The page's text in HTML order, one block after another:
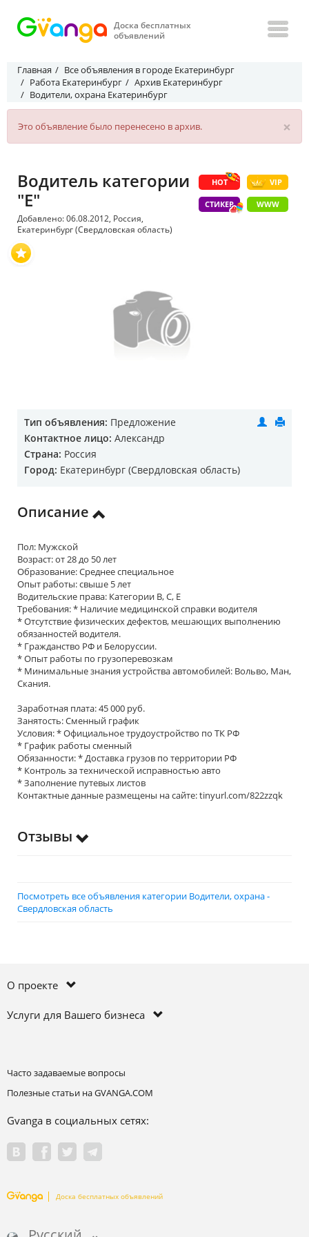
Доска бесплатных
объявлений
Главная
Все объявления в городе Екатеринбург
Работа Екатеринбург
Архив Екатеринбург
Водители, охрана Екатеринбург
×
Это объявление было перенесено в архив.
HOT VIP
СТИКЕР WWW
Водитель категории
"Е"
Добавлено: 06.08.2012, Россия,
Екатеринбург (Свердловская область)
Тип объявления: Предложение
Контактное лицо: Александр
Страна: Россия
Город: Екатеринбург (Свердловская область)
Описание
Пол: Мужской
Возраст: от 28 до 50 лет
Образование: Среднее специальное
Опыт работы: свыше 5 лет
Водительские права: Категории B, C, E
Требования: * Наличие медицинской справки водителя
* Отсутствие физических дефектов, мешающих выполнению
обязанностей водителя.
* Гражданство РФ и Белоруссии.
* Опыт работы по грузоперевозкам
* Минимальные знания устройства автомобилей: Вольво, Ман,
Скания.
Заработная плата: 45 000 руб.
Занятость: Сменный график
Условия: * Официальное трудоустройство по ТК РФ
* График работы сменный
Обязанности: * Доставка грузов по территории РФ
* Контроль за технической исправностью авто
* Заполнение путевых листов
Контактные данные размещены на сайте: tinyurl.com/822zzqk
Отзывы
Посмотреть все объявления категории Водители, охрана -
Свердловская область
О проекте
Услуги для Вашего бизнеса
Часто задаваемые вопросы
Полезные статьи на GVANGA.COM
Gvanga в социальных сетях:
Доска бесплатных объявлений